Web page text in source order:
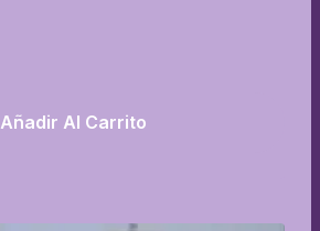
Añadir Al Carrito